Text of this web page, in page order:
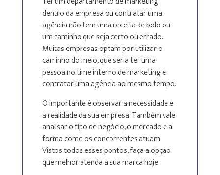
dentro da empresa ou contratar uma
agência não tem uma receita de bolo ou
um caminho que seja certo ou errado.
Muitas empresas optam por utilizar o
caminho do meio, que seria ter uma
pessoa no time interno de marketing e
contratar uma agência ao mesmo tempo.
O importante é observar a necessidade e
a realidade da sua empresa. Também vale
analisar o tipo de negócio, o mercado e a
forma como os concorrentes atuam.
Vistos todos esses pontos, faça a opção
que melhor atenda a sua marca hoje.